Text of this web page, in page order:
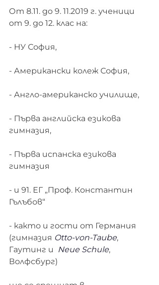
От 8.11. до 9. 11.2019 г. ученици
от 9. до 12. клас на:
- НУ София,
- Американски колеж София,
- Англо-американско училище,
- Първа английска езикова
гимназия,
- Първа испанска езикова
гимназия
- и 91. ЕГ „Проф. Константин
Гълъбов“
- както и гости от Германия
(гимназия Otto-von-Taube,
Гаутинг и
Neue Schule,
Волфсбург)